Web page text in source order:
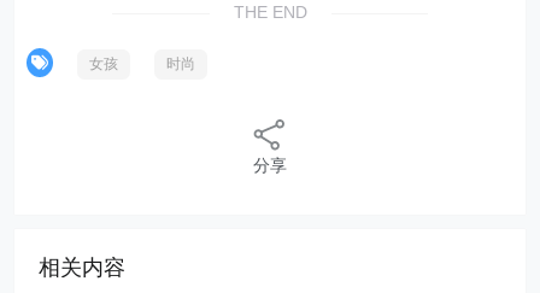
THE END
女孩 时尚
分享
相关内容